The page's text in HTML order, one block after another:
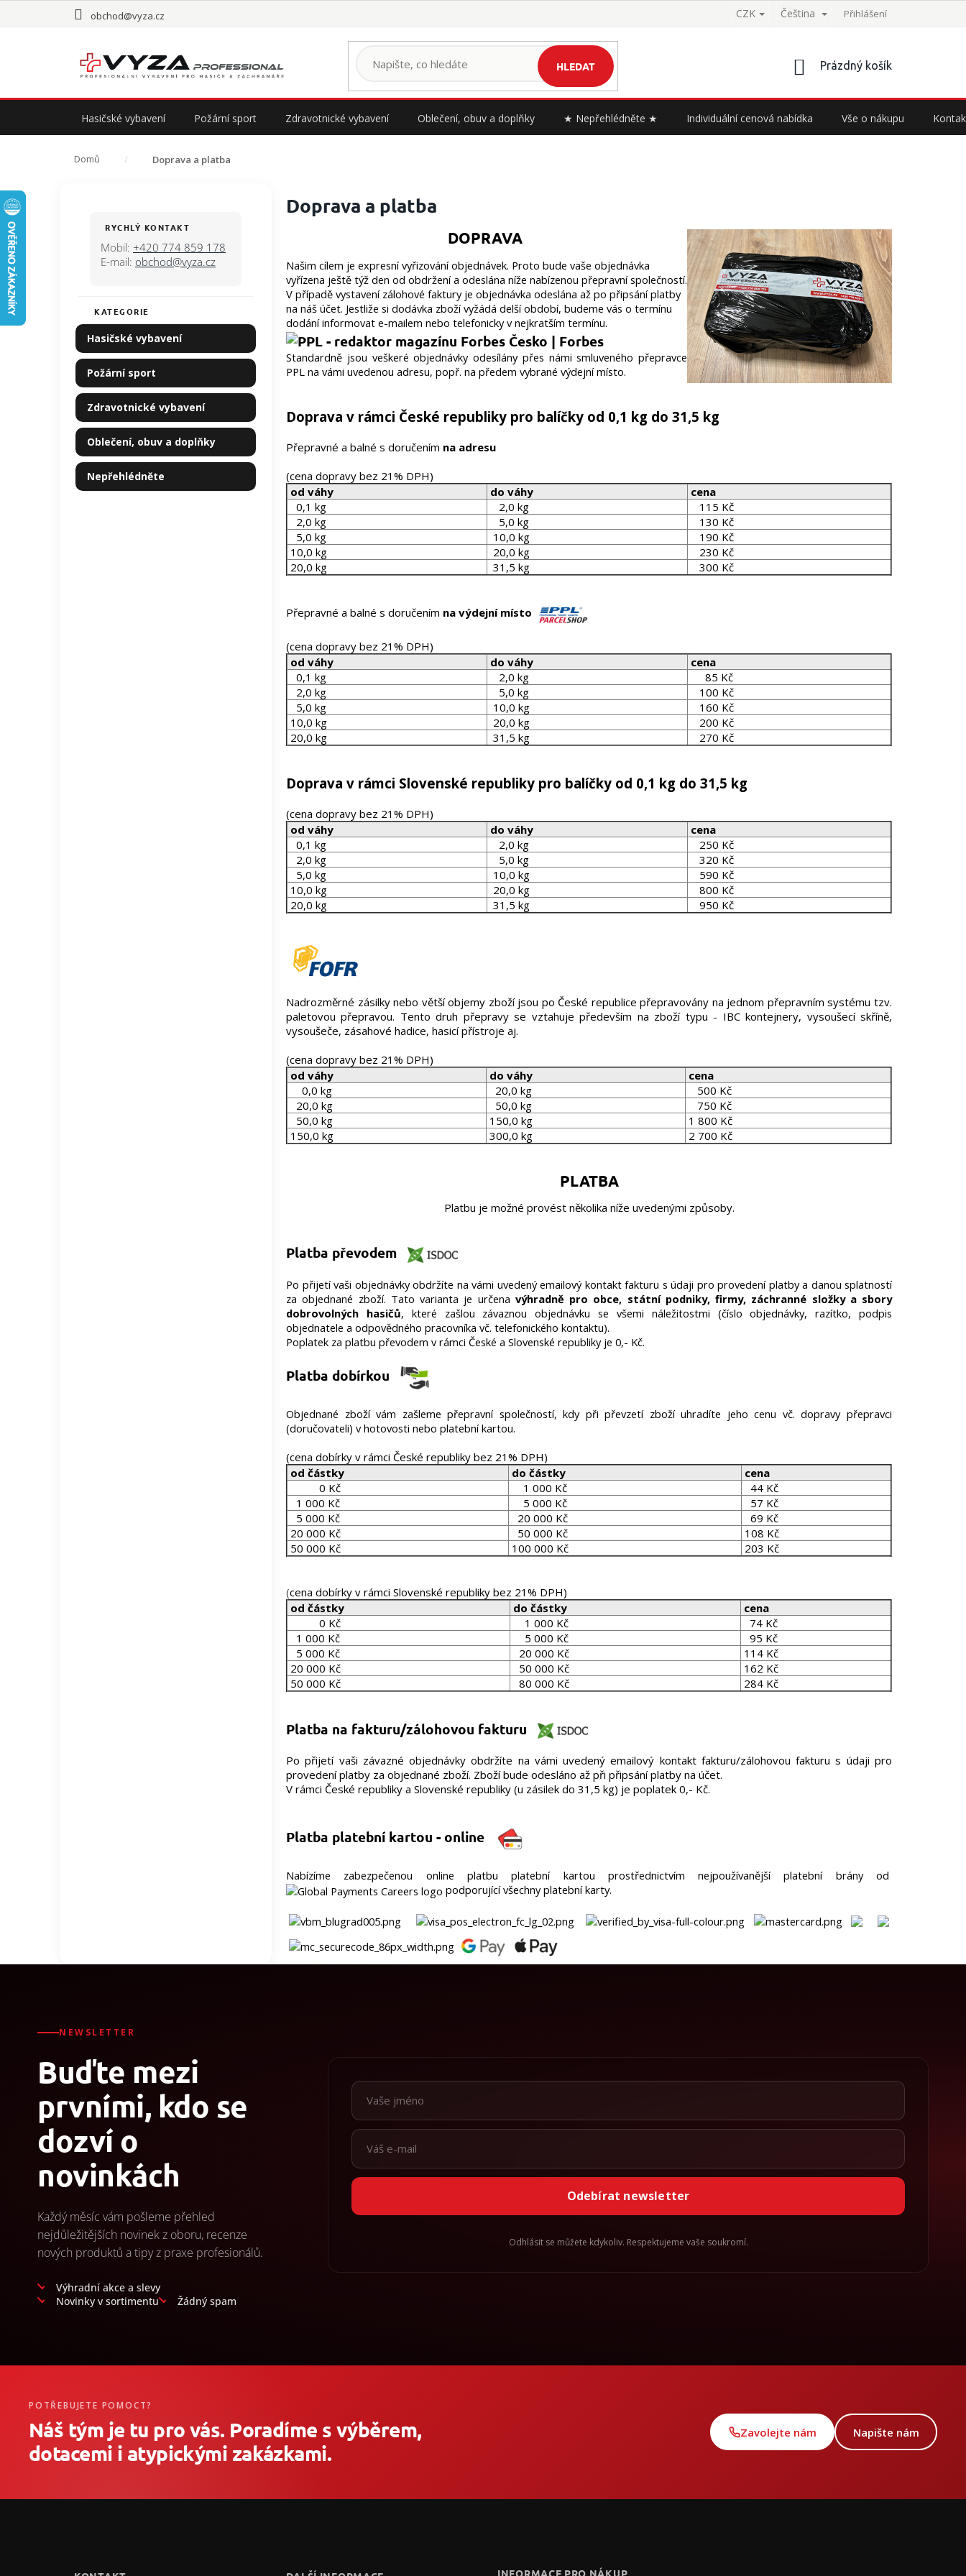
obchod@vyza.cz CZK Čeština Přihlášení
HLEDAT
NÁKUPNÍ
Prázdný košík
Hasičské vybavení Požární sport Zdravotnické vybavení Oblečení, obuv a doplňky ★ Nepřehlédněte ★ Individuální cenová nabídka Vše o nákupu
Domů Doprava a platba
RYCHLÝ KONTAKT
Mobil: +420 774 859 178
E-mail: obchod@vyza.cz
Přeskočit
kategorie
KATEGORIE
Hasičské vybavení
Požární sport
Zdravotnické vybavení
Oblečení, obuv a doplňky
Nepřehlédněte
Doprava a platba
DOPRAVA
Našim cílem je expresní vyřizování objednávek. Proto bude vaše objednávka
vyřízena ještě týž den od obdržení a odeslána níže nabízenou přepravní společností.
V případě vystavení zálohové faktury je objednávka odeslána až po připsání platby
na náš účet. Jestliže si dodávka zboží vyžádá delší období, budeme vás o termínu
dodání informovat e-mailem nebo telefonicky v nejkratším termínu.
Standardně jsou veškeré objednávky odesílány přes námi smluveného přepravce
PPL na vámi uvedenou adresu, popř. na předem vybrané výdejní místo.
Doprava v rámci České republiky pro balíčky od 0,1 kg do 31,5 kg
Přepravné a balné s doručením na adresu
(cena dopravy bez 21% DPH)
od váhy
do váhy
cena
0,1 kg
2,0 kg
115 Kč
2,0 kg
5,0 kg
130 Kč
5,0 kg
10,0 kg
190 Kč
10,0 kg
20,0 kg
230 Kč
20,0 kg
31,5 kg 300 Kč
Přepravné a balné s doručením na výdejní místo
(cena dopravy bez 21% DPH)
od váhy
do váhy
cena
0,1 kg
2,0 kg
85 Kč
2,0 kg
5,0 kg
100 Kč
5,0 kg
10,0 kg
160 Kč
10,0 kg
20,0 kg
200 Kč
20,0 kg
31,5 kg 270 Kč
Doprava v rámci Slovenské republiky pro balíčky od 0,1 kg do 31,5 kg
(cena dopravy bez 21% DPH)
od váhy
do váhy
cena
0,1 kg
2,0 kg
250 Kč
2,0 kg
5,0 kg
320 Kč
5,0 kg
10,0 kg
590 Kč
10,0 kg
20,0 kg
800 Kč
20,0 kg
31,5 kg 950 Kč
Nadrozměrné zásilky nebo větší objemy zboží jsou po České republice přepravovány na jednom přepravním systému tzv.
paletovou přepravou. Tento druh přepravy se vztahuje především na zboží typu - IBC kontejnery, vysoušecí skříně,
vysoušeče, zásahové hadice, hasicí přístroje aj.
(cena dopravy bez 21% DPH)
od váhy
do váhy
cena
0,0 kg
20,0 kg
500 Kč
20,0 kg
50,0 kg
750 Kč
50,0 kg
150,0 kg
1 800 Kč
150,0 kg
300,0 kg 2 700 Kč
PLATBA
Platbu je možné provést několika níže uvedenými způsoby.
Platba převodem
Po přijetí vaši objednávky obdržíte na vámi uvedený emailový kontakt fakturu s údaji pro provedení platby a danou splatností
za objednané zboží. Tato varianta je určena výhradně pro obce, státní podniky, firmy, záchranné složky a sbory
dobrovolných hasičů, které zašlou závaznou objednávku se všemi náležitostmi (číslo objednávky, razítko, podpis
objednatele a odpovědného pracovníka vč. telefonického kontaktu).
Poplatek za platbu převodem v rámci České a Slovenské republiky je 0,- Kč.
Platba dobírkou
Objednané zboží vám zašleme přepravní společností, kdy při převzetí zboží uhradíte jeho cenu vč. dopravy přepravci
(doručovateli) v hotovosti nebo platební kartou.
(cena dobírky v rámci České republiky bez 21% DPH)
od částky
do částky
cena
0 Kč
1 000 Kč
44 Kč
1 000 Kč
5 000 Kč
57 Kč
5 000 Kč
20 000 Kč
69 Kč
20 000 Kč
50 000 Kč
108 Kč
50 000 Kč
100 000 Kč 203 Kč
(cena dobírky v rámci Slovenské republiky bez 21% DPH)
od částky
do částky
cena
0 Kč
1 000 Kč
74 Kč
1 000 Kč
5 000 Kč
95 Kč
5 000 Kč
20 000 Kč
114 Kč
20 000 Kč
50 000 Kč
162 Kč
50 000 Kč
80 000 Kč 284 Kč
Platba na fakturu/zálohovou fakturu
Po přijetí vaši závazné objednávky obdržíte na vámi uvedený emailový kontakt fakturu/zálohovou fakturu s údaji pro
provedení platby za objednané zboží. Zboží bude odesláno až při připsání platby na účet.
V rámci České republiky a Slovenské republiky (u zásilek do 31,5 kg) je poplatek 0,- Kč.
Platba platební kartou - online
Nabízíme zabezpečenou online platbu platební kartou prostřednictvím nejpoužívanější platební brány od
podporující všechny platební karty.
NEWSLETTER
Buďte mezi
prvními, kdo se
dozví o
novinkách
Každý měsíc vám pošleme přehled
nejdůležitějších novinek z oboru, recenze
nových produktů a tipy z praxe profesionálů.
Výhradní akce a slevy
Novinky v sortimentu
Žádný spam
Odebírat newsletter
Odhlásit se můžete kdykoliv. Respektujeme vaše soukromí.
POTŘEBUJETE POMOCT?
Náš tým je tu pro vás. Poradíme s výběrem,
dotacemi i atypickými zakázkami.
Zavolejte nám Napište nám
INFORMACE PRO NÁKUP